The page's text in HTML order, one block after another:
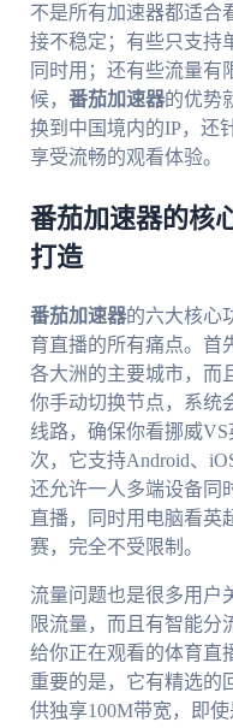
不是所有加速器都适
接不稳定；有些只支持
同时用；还有些流量有
候， 番茄加速器的优势
换到中国境内的IP，还
享受流畅的观看体验。
番茄加速器的核
打造
番茄加速器的六大核心
育直播的所有痛点。首
各大洲的主要城市，
你手动切换节点，系统
线路，确保你看挪威
次，它支持Android、
还允许一人多端设备同
直播，同时用电脑看英
赛，完全不受限制。
流量问题也是很多用户
限流量，而且有智能
给你正在观看的体育直
重要的是，它有精选的
供独享100M带宽，即